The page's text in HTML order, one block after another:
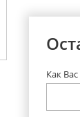
Как